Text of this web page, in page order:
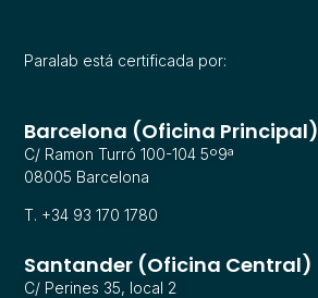
Paralab está certificada por:
Barcelona (Oficina Principal)
C/ Ramon Turró 100-104 5º9ª
08005 Barcelona
T. +34 93 170 1780
Santander (Oficina Central)
C/ Perines 35, local 2